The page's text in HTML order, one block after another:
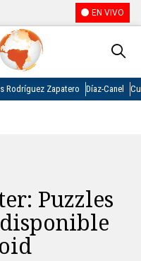
EN VIVO
Rodríguez Zapatero Díaz-Canel
Puzzles